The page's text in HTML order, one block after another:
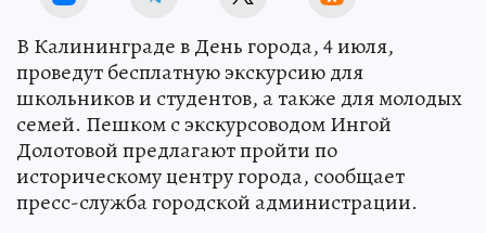
В Калининграде в День города, 4 июля,
проведут бесплатную экскурсию для
школьников и студентов, а также для молодых
семей. Пешком с экскурсоводом Ингой
Долотовой предлагают пройти по
историческому центру города, сообщает
пресс-служба городской администрации.